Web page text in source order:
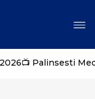
📺 Palinsesti